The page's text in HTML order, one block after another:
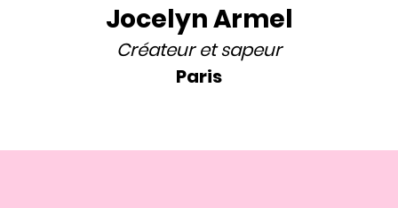
Jocelyn Armel
Créateuretsapeur
Paris